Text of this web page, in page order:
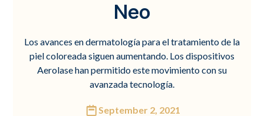
Neo
Los avances en dermatología para el tratamiento de la
piel coloreada siguen aumentando. Los dispositivos
Aerolase han permitido este movimiento con su
avanzada tecnología.
September 2, 2021